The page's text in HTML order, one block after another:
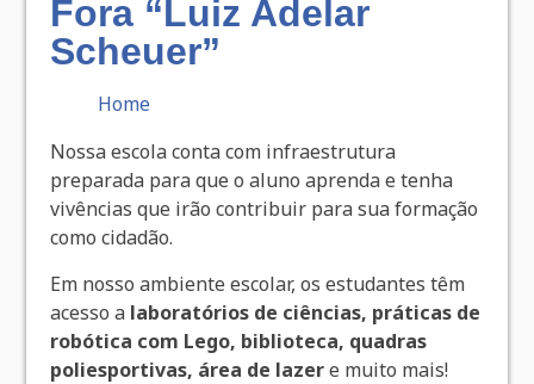
Fora “Luiz Adelar
Scheuer”
Home
Nossa escola conta com infraestrutura
preparada para que o aluno aprenda e tenha
vivências que irão contribuir para sua formação
como cidadão.
Em nosso ambiente escolar, os estudantes têm
acesso a laboratórios de ciências, práticas de
robótica com Lego, biblioteca, quadras
poliesportivas, área de lazere muito mais!